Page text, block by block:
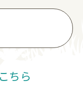
こちら